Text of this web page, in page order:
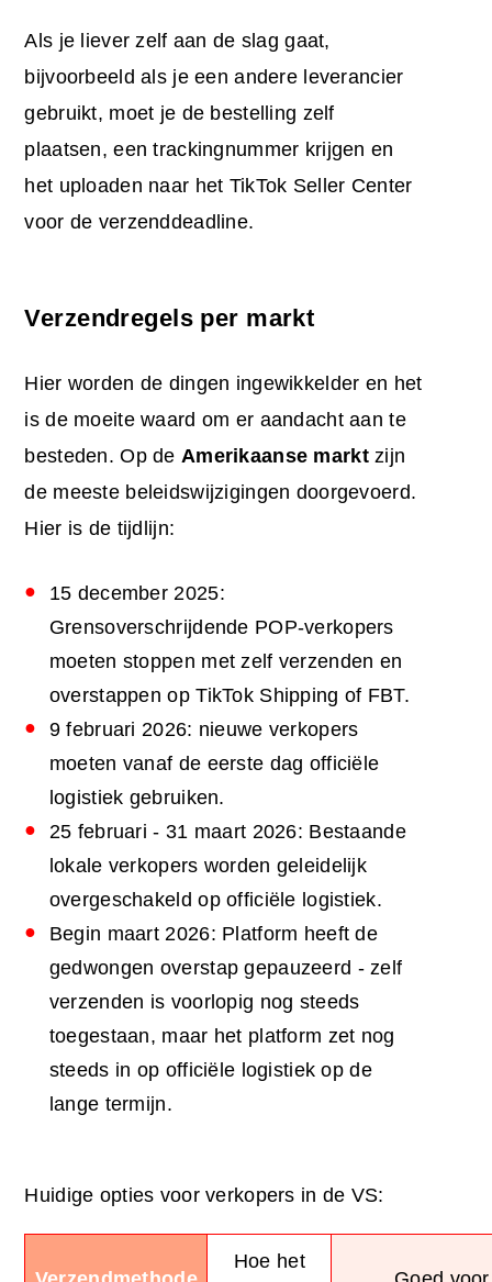
Als je liever zelf aan de slag gaat,
bijvoorbeeld als je een andere leverancier
gebruikt, moet je de bestelling zelf
plaatsen, een trackingnummer krijgen en
het uploaden naar het TikTok Seller Center
voor de verzenddeadline.
Verzendregels per markt
Hier worden de dingen ingewikkelder en het
is de moeite waard om er aandacht aan te
besteden. Op de Amerikaanse marktzijn
de meeste beleidswijzigingen doorgevoerd.
Hier is de tijdlijn:
15 december 2025:
Grensoverschrijdende POP-verkopers
moeten stoppen met zelf verzenden en
overstappen op TikTok Shipping of FBT.
9 februari 2026: nieuwe verkopers
moeten vanaf de eerste dag officiële
logistiek gebruiken.
25 februari - 31 maart 2026: Bestaande
lokale verkopers worden geleidelijk
overgeschakeld op officiële logistiek.
Begin maart 2026: Platform heeft de
gedwongen overstap gepauzeerd - zelf
verzenden is voorlopig nog steeds
toegestaan, maar het platform zet nog
steeds in op officiële logistiek op de
lange termijn.
Huidige opties voor verkopers in de VS:
Hoe het